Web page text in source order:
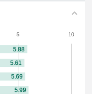
5 10